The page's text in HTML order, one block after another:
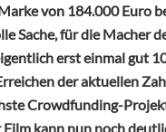
von 184.000 Euro
Sache, für die Macher
erst einmal gut
der aktuellen
Crowdfunding-
kann nun noch